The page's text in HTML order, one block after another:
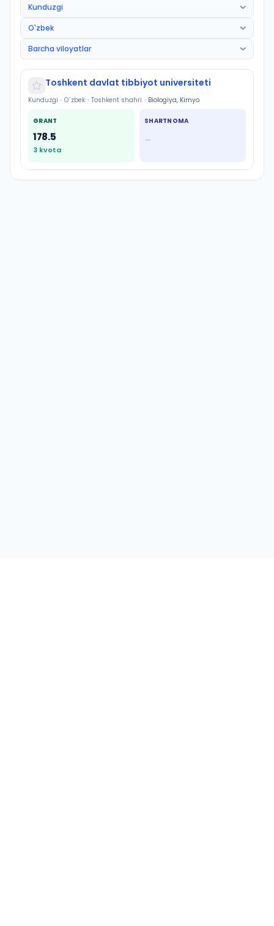
Toshkent davlat tibbiyot universiteti
Kunduzgi • O`zbek • Toshkent shahri • Biologiya, Kimyo
GRANT
178.5
3 kvota
SHARTNOMA
—